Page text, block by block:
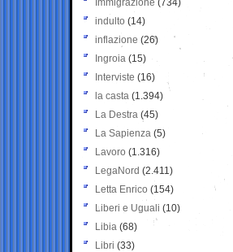
Immigrazione (734)
indulto (14)
inflazione (26)
Ingroia (15)
Interviste (16)
la casta (1.394)
La Destra (45)
La Sapienza (5)
Lavoro (1.316)
LegaNord (2.411)
Letta Enrico (154)
Liberi e Uguali (10)
Libia (68)
Libri (33)